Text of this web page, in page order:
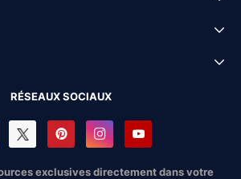
RÉSEAUX SOCIAUX
exclusives directement dans votre